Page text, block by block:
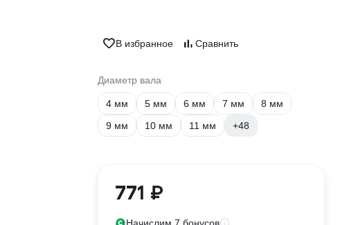
В избранное Сравнить
Диаметр вала
4 мм 5 мм 6 мм 7 мм
8 мм
9 мм
10 мм 11 мм +48
771 ₽